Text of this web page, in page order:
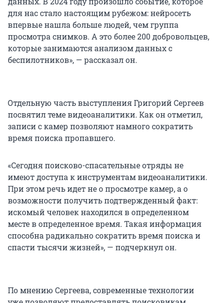
для нас стало настоящим рубежом: нейросеть
впервые нашла больше людей, чем группа
просмотра снимков. А это более 200 добровольцев,
которые занимаются анализом данных с
беспилотников», — рассказал он.
Отдельную часть выступления Григорий Сергеев
посвятил теме видеоаналитики. Как он отметил,
записи с камер позволяют намного сократить
время поиска пропавшего.
«Сегодня поисково-спасательные отряды не
имеют доступа к инструментам видеоаналитики.
При этом речь идет не о просмотре камер, а о
возможности получить подтвержденный факт:
искомый человек находился в определенном
месте в определенное время. Такая информация
способна радикально сократить время поиска и
спасти тысячи жизней», — подчеркнул он.
По мнению Сергеева, современные технологии